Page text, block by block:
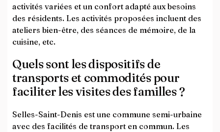
activités variées et un confort adapté aux besoins
des résidents. Les activités proposées incluent des
ateliers bien-être, des séances de mémoire, de la
cuisine, etc.
Quels sont les dispositifs de
transports et commodités pour
faciliter les visites des familles ?
Selles-Saint-Denis est une commune semi-urbaine
avec des facilités de transport en commun. Les